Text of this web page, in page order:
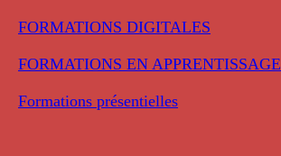
FORMATIONS DIGITALES
FORMATIONS EN APPRENTISSAGE
Formations présentielles